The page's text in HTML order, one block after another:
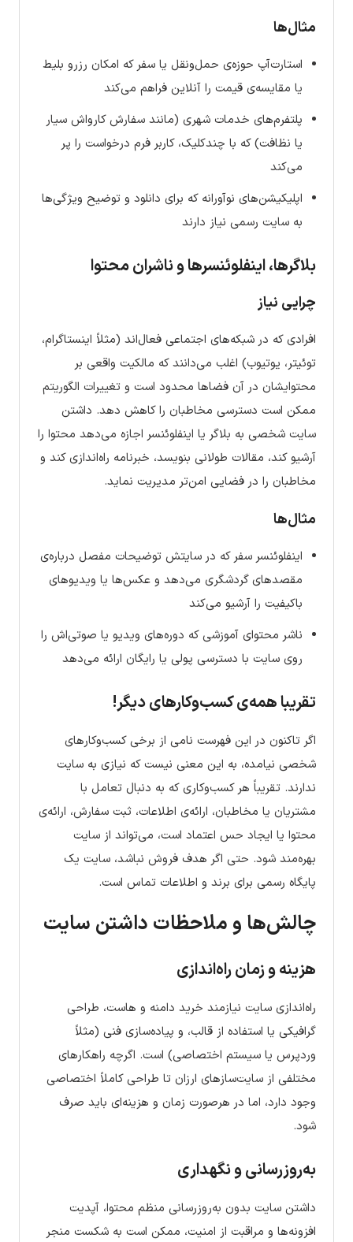
مثال‌ها
استارت‌آپ حوزه‌ی حمل‌ونقل یا سفر که امکان رزرو بلیط
یا مقایسه‌ی قیمت را آنلاین فراهم می‌کند
پلتفرم‌های خدمات شهری (مانند سفارش کارواش سیار
یا نظافت) که با چندکلیک، کاربر فرم درخواست را پر
می‌کند
اپلیکیشن‌های نوآورانه که برای دانلود و توضیح ویژگی‌ها
به سایت رسمی نیاز دارند
بلاگرها، اینفلوئنسرها و ناشران محتوا
چرایی نیاز
افرادی که در شبکه‌های اجتماعی فعال‌اند (مثلاً اینستاگرام،
توئیتر، یوتیوب) اغلب می‌دانند که مالکیت واقعی بر
محتوایشان در آن فضاها محدود است و تغییرات الگوریتم
ممکن است دسترسی مخاطبان را کاهش دهد. داشتن
سایت شخصی به بلاگر یا اینفلوئنسر اجازه می‌دهد محتوا را
آرشیو کند، مقالات طولانی بنویسد، خبرنامه راه‌اندازی کند و
مخاطبان را در فضایی امن‌تر مدیریت نماید.
مثال‌ها
اینفلوئنسر سفر که در سایتش توضیحات مفصل درباره‌ی
مقصدهای گردشگری می‌دهد و عکس‌ها یا ویدیوهای
باکیفیت را آرشیو می‌کند
ناشر محتوای آموزشی که دوره‌های ویدیو یا صوتی‌اش را
روی سایت با دسترسی پولی یا رایگان ارائه می‌دهد
تقریبا همه‌ی کسب‌وکارهای دیگر!
اگر تاکنون در این فهرست نامی از برخی کسب‌وکارهای
شخصی نیامده، به این معنی نیست که نیازی به سایت
ندارند. تقریباً هر کسب‌وکاری که به دنبال تعامل با
مشتریان یا مخاطبان، ارائه‌ی اطلاعات، ثبت سفارش، ارائه‌ی
محتوا یا ایجاد حس اعتماد است، می‌تواند از سایت
بهره‌مند شود. حتی اگر هدف فروش نباشد، سایت یک
پایگاه رسمی برای برند و اطلاعات تماس است.
چالش‌ها و ملاحظات داشتن سایت
هزینه و زمان راه‌اندازی
راه‌اندازی سایت نیازمند خرید دامنه و هاست، طراحی
گرافیکی یا استفاده از قالب، و پیاده‌سازی فنی (مثلاً
وردپرس یا سیستم اختصاصی) است. اگرچه راهکارهای
مختلفی از سایت‌سازهای ارزان تا طراحی کاملاً اختصاصی
وجود دارد، اما در هرصورت زمان و هزینه‌ای باید صرف
شود.
به‌روزرسانی و نگهداری
داشتن سایت بدون به‌روزرسانی منظم محتوا، آپدیت
افزونه‌ها و مراقبت از امنیت، ممکن است به شکست منجر